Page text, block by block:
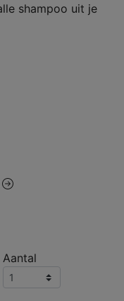
shampoo uit je
Aantal